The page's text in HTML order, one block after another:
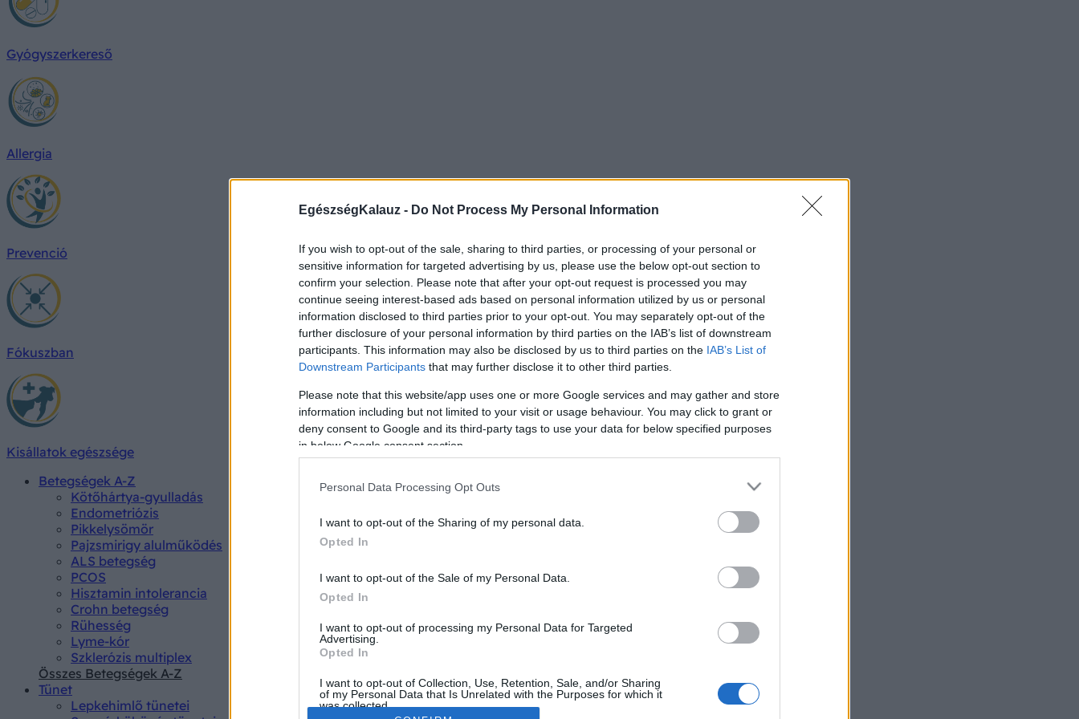
EgészségKalauz - Do Not Process My Personal Information
If you wish to opt-out of the sale, sharing to third parties, or processing of your personal or
sensitive information for targeted advertising by us, please use the below opt-out section to
confirm your selection. Please note that after your opt-out request is processed you may
continue seeing interest-based ads based on personal information utilized by us or personal
information disclosed to third parties prior to your opt-out. You may separately opt-out of the
further disclosure of your personal information by third parties on the IAB’s list of downstream
participants. This information may also be disclosed by us to third parties on the IAB’s List of
Downstream Participants that may further disclose it to other third parties.
Please note that this website/app uses one or more Google services and may gather and store
information including but not limited to your visit or usage behaviour. You may click to grant or
deny consent to Google and its third-party tags to use your data for below specified purposes
in below Google consent section.
Personal Data Processing Opt Outs
I want to opt-out of the Sharing of my personal data.
Opted In
I want to opt-out of the Sale of my Personal Data.
Opted In
I want to opt-out of processing my Personal Data for Targeted
Advertising.
Opted In
I want to opt-out of Collection, Use, Retention, Sale, and/or Sharing
of my Personal Data that Is Unrelated with the Purposes for which it
was collected.
Gyógyszerkereső
Allergia
Prevenció
Fókuszban
Kisállatok egészsége
Betegségek A-Z
Kötőhártya-gyulladás
Endometriózis
Pikkelysömör
Pajzsmirigy alulműködés
ALS betegség
PCOS
Hisztamin intolerancia
Crohn betegség
Rühesség
Lyme-kór
Szklerózis multiplex
Összes Betegségek A-Z
Tünet
Lepkehimlő tünetei